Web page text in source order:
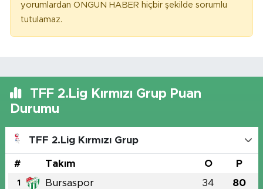
yorumlardan ONGUN HABER hiçbir şekilde sorumlu
tutulamaz.
TFF 2.Lig Kırmızı Grup Puan
Durumu
TFF 2.Lig Kırmızı Grup
# Takım O P
1 Bursaspor 34 80